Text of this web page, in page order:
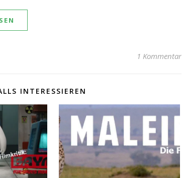
1 Kommentar
INTERESSIEREN